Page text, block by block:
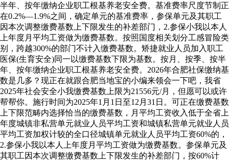
半年、按年缴纳企业职工根基养老安全费。基准费率尺度节制正
在0.2%—1.9%之间，确定单元的基准费率，参保单元及其职工
因本次调整缴费基数上下限发生的补差部门，2.参保小我以本人
上年度月平均工资做为缴费基数。按照国度相关划分工感冒险类
别，跨越300%的部门不计入缴费基数。矫捷就业人员加入职工
医保(生育安全)同一以缴费基数下限为基数。按月、按季、按半
年、按年缴纳企业职工根基养老安全费。2026年合肥社保缴纳基
数是几多？现正在就跟合肥当地宝的小编来领会一下吧，我省
2025年社会安全小我缴费基数上限为21556元/月，但愿可以或许
帮帮你。施行时间为2025年1月1日至12月31日。可正在缴费基数
上下限范畴内选择恰当的缴费基数，月平均工资收入低于全省上
年度城镇非私营单元就业人员平均工资和城镇私营单元就业人员
平均工资加权计较的全口径城镇单元就业人员平均工资60%的，
2.参保小我以本人上年度月平均工资做为缴费基数。参保单元及
其职工因本次调整缴费基数上下限发生的补差部门，按60%计